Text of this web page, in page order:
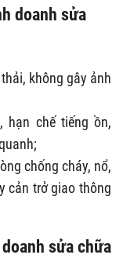
doanh sửa
không gây ảnh
hạn chế tiếng ồn,
chống cháy, nổ,
cản trở giao thông
sửa chữa